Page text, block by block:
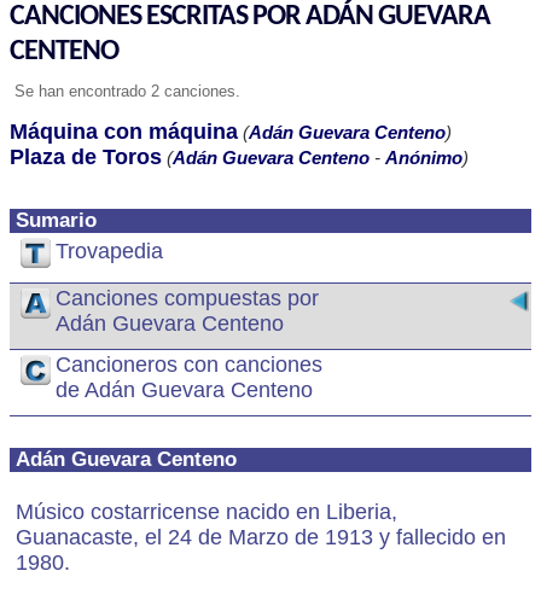
CANCIONES ESCRITAS POR ADÁN GUEVARA
CENTENO
Se han encontrado 2 canciones.
Sumario
Trovapedia
Canciones compuestas por
Adán Guevara Centeno
Cancioneros con canciones
de Adán Guevara Centeno
Adán Guevara Centeno
Músico costarricense nacido en Liberia,
Guanacaste, el 24 de Marzo de 1913 y fallecido en
1980.
Máquina con máquina (Adán Guevara Centeno)
Plaza de Toros (Adán Guevara Centeno - Anónimo)